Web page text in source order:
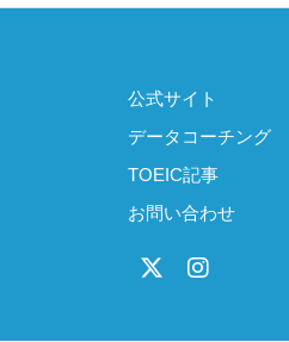
公式サイト
データコーチング
TOEIC記事
お問い合わせ